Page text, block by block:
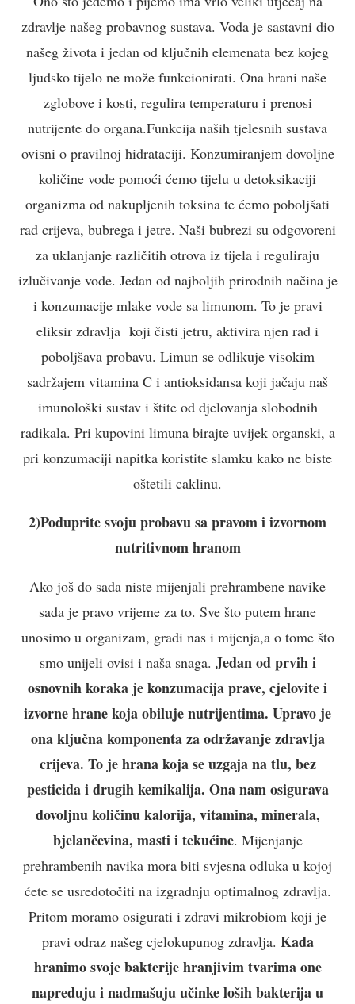
zdravlje našeg probavnog sustava. Voda je sastavni dio
našeg života i jedan od ključnih elemenata bez kojeg
ljudsko tijelo ne može funkcionirati. Ona hrani naše
zglobove i kosti, regulira temperaturu i prenosi
nutrijente do organa.Funkcija naših tjelesnih sustava
ovisni o pravilnoj hidrataciji. Konzumiranjem dovoljne
količine vode pomoći ćemo tijelu u detoksikaciji
organizma od nakupljenih toksina te ćemo poboljšati
rad crijeva, bubrega i jetre. Naši bubrezi su odgovoreni
za uklanjanje različitih otrova iz tijela i reguliraju
izlučivanje vode. Jedan od najboljih prirodnih načina je
i konzumacije mlake vode sa limunom. To je pravi
eliksir zdravlja koji čisti jetru, aktivira njen rad i
poboljšava probavu. Limun se odlikuje visokim
sadržajem vitamina C i antioksidansa koji jačaju naš
imunološki sustav i štite od djelovanja slobodnih
radikala. Pri kupovini limuna birajte uvijek organski, a
pri konzumaciji napitka koristite slamku kako ne biste
oštetili caklinu.
2)Poduprite svoju probavu sa pravom i izvornom
nutritivnom hranom
Ako još do sada niste mijenjali prehrambene navike
sada je pravo vrijeme za to. Sve što putem hrane
unosimo u organizam, gradi nas i mijenja,a o tome što
smo unijeli ovisi i naša snaga. Jedan od prvih i
osnovnih koraka je konzumacija prave, cjelovite i
izvorne hrane koja obiluje nutrijentima. Upravo je
ona ključna komponenta za održavanje zdravlja
crijeva. To je hrana koja se uzgaja na tlu, bez
pesticida i drugih kemikalija. Ona nam osigurava
dovoljnu količinu kalorija, vitamina, minerala,
bjelančevina, masti i tekućine. Mijenjanje
prehrambenih navika mora biti svjesna odluka u kojoj
ćete se usredotočiti na izgradnju optimalnog zdravlja.
Pritom moramo osigurati i zdravi mikrobiom koji je
pravi odraz našeg cjelokupunog zdravlja. Kada
hranimo svoje bakterije hranjivim tvarima one
napreduju i nadmašuju učinke loših bakterija u